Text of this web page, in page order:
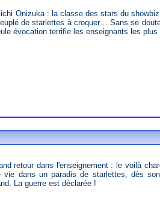
de starlettes à croquer… Sans se
évocation terrifie les enseignants les plus
vie dans un paradis de starlettes, dès
La guerre est déclarée !